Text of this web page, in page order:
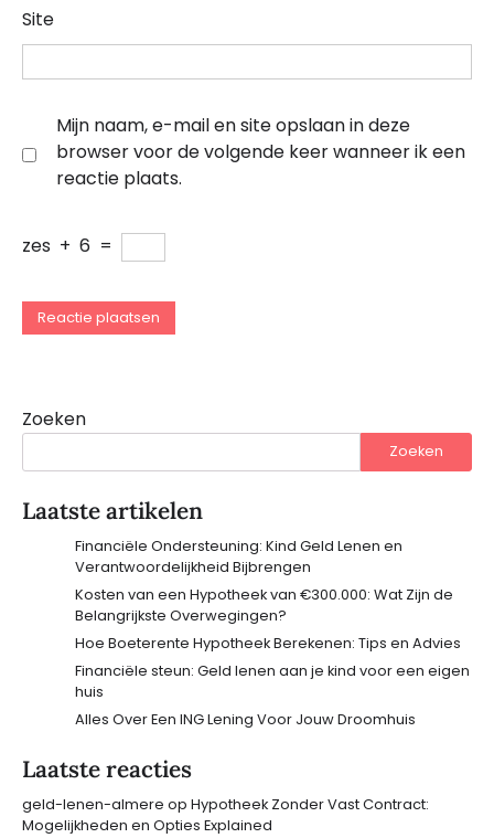
Site
Mijn naam, e-mail en site opslaan in deze
browser voor de volgende keer wanneer ik een
reactie plaats.
zes + 6 =
Zoeken
Zoeken
Laatste artikelen
Financiële Ondersteuning: Kind Geld Lenen en
Verantwoordelijkheid Bijbrengen
Kosten van een Hypotheek van €300.000: Wat Zijn de
Belangrijkste Overwegingen?
Hoe Boeterente Hypotheek Berekenen: Tips en Advies
Financiële steun: Geld lenen aan je kind voor een eigen
huis
Alles Over Een ING Lening Voor Jouw Droomhuis
Laatste reacties
geld-lenen-almere op Hypotheek Zonder Vast Contract:
Mogelijkheden en Opties Explained